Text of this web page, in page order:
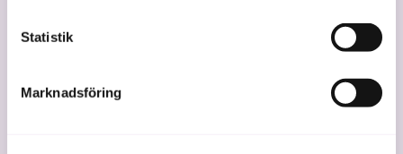
Statistik
Marknadsföring